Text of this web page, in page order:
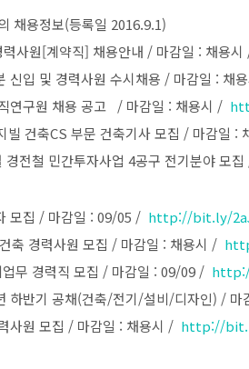
채용정보(등록일 2016.9.1)
사원[계약직] 채용안내 / 마감일 : 채용시
신입 및 경력사원 수시채용 / 마감일 : 채
연구원 채용 공고 / 마감일 : 채용시 /
빌 건축CS 부문 건축기사 모집 / 마감일 :
전철 민간투자사업 4공구 전기분야 모
모집 / 마감일 : 09/05 / http://bit.ly/
축 경력사원 모집 / 마감일 : 채용시 /
무 경력직 모집 / 마감일 : 09/09 /
하반기 공채(건축/전기/설비/디자인) /
사원 모집 / 마감일 : 채용시 / http://